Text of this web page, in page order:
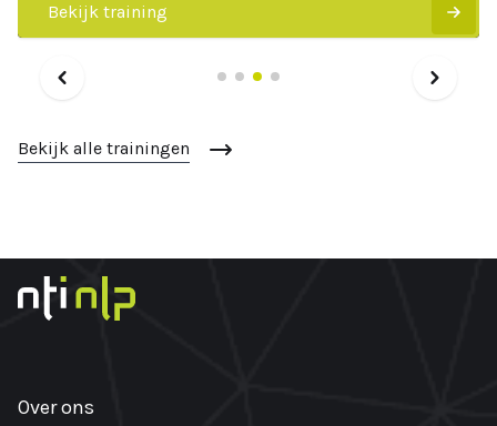
Bekijk training
Bekijk alle trainingen
Over ons